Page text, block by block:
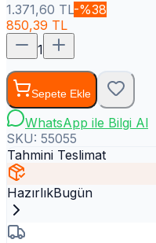
1.371,60 TL-%38
850,39 TL
1
Sepete Ekle
WhatsApp ile Bilgi Al
SKU: 55055
Tahmini Teslimat
HazırlıkBugün